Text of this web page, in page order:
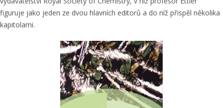
figuruje jako jeden ze dvou hlavních editorů a do níž přispěl několika
kapitolami.